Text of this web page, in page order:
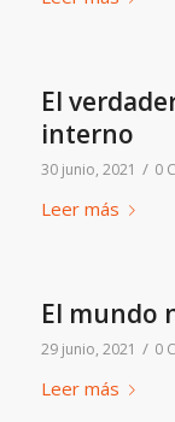
El
interno
30 junio, 2021 / 0
Leer más
El mundo
29 junio, 2021 / 0
Leer más